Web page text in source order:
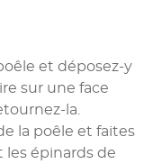
et déposez-y
sur une face
la.
la poêle et faites
épinards de